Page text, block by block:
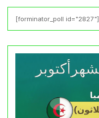
[forminator_poll id="2827"]